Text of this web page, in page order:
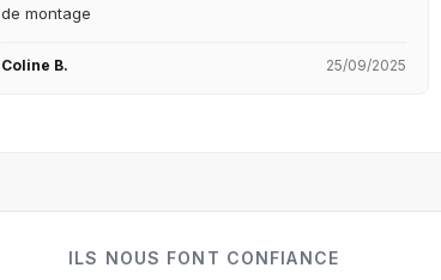
de montage
Coline B. 25/09/2025
ILS NOUS FONT CONFIANCE